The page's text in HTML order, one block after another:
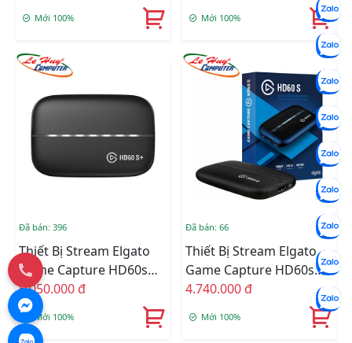
Mới 100% Mới 100%
Đã bán: 396
Thiết Bị Stream Elgato
Game Capture HD60s
Plus 10GAR9901
5.050.000 đ
Mới 100%
Đã bán: 66
Thiết Bị Stream Elgato
Game Capture HD60s
1GC109901004
4.740.000 đ
Mới 100%